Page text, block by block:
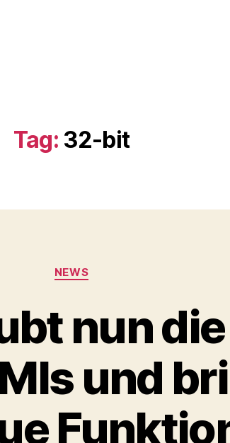
Tag: 32-bit
Categories
NEWS
nun
und